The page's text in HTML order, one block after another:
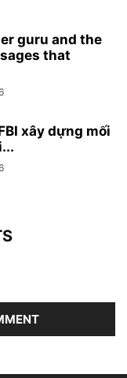
guru and the
that
xây dựng mối